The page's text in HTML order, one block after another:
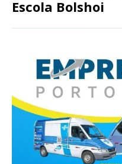
Escola Bolshoi